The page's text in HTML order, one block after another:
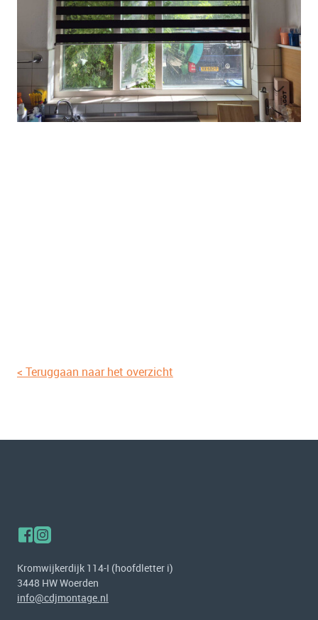
< Teruggaan naar het overzicht
Kromwijkerdijk 114-I (hoofdletter i)
3448 HW Woerden
info@cdjmontage.nl